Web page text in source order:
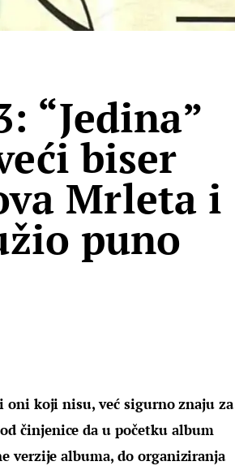
“Jedina”
biser
Mrleta i
puno
oni koji nisu, već sigurno znaju za
činjenice da u početku album
verzije albuma, do organiziranja